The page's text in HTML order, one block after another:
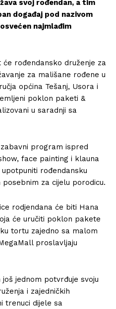
svoj rođendan, a tim
događaj pod nazivom
najmlađim
rođendansko druženje za
za mališane rođene u
općina Tešanj, Usora i
poklon paketi &
u saradnji sa
program ispred
face painting i klauna
rođendansku
za cijelu porodicu.
rodjendana će biti Hana
će uručiti poklon pakete
tortu zajedno sa malom
proslavljaju
jednom potvrđuje svoju
i zajedničkih
trenuci dijele sa